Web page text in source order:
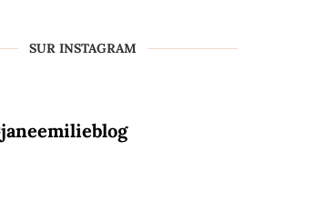
SUR INSTAGRAM
janeemilieblog